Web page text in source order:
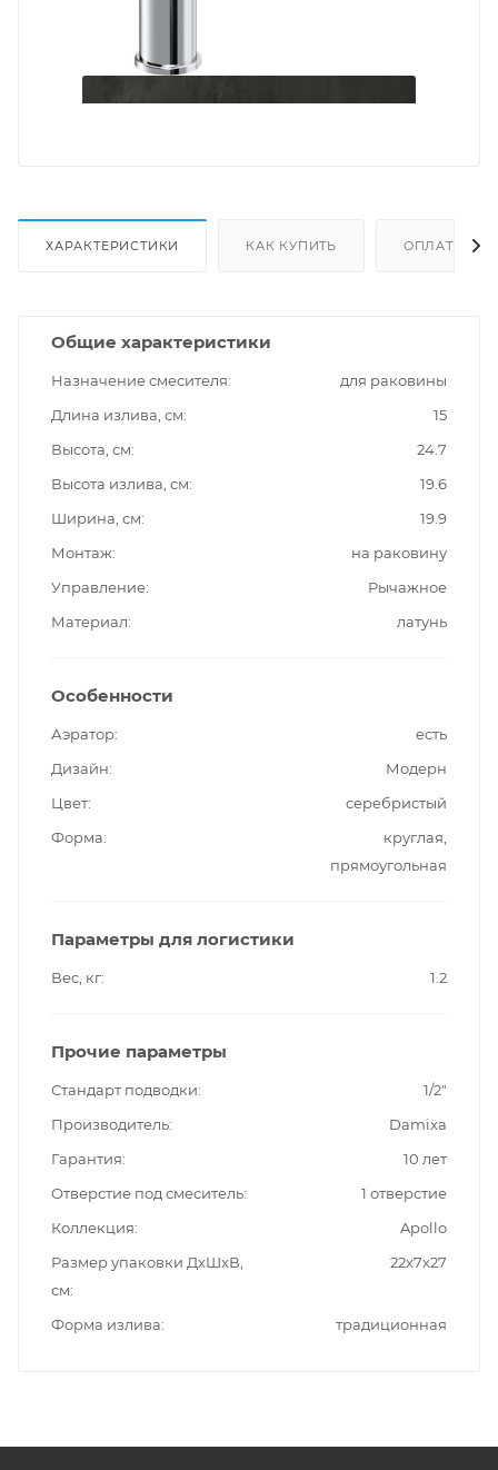
ХАРАКТЕРИСТИКИ КАК КУПИТЬ ОПЛАТА
Общие характеристики
Назначение смесителя
для раковины
Длина излива, см
15
Высота, см
24.7
Высота излива, см
19.6
Ширина, см
19.9
Монтаж
на раковину
Управление
Рычажное
Материал
латунь
Особенности
Аэратор
есть
Дизайн
Модерн
Цвет
серебристый
Форма
круглая,
прямоугольная
Параметры для логистики
Вес, кг 1.2
Прочие параметры
Стандарт подводки
1/2"
Производитель
Damixa
Гарантия
10 лет
Отверстие под смеситель
1 отверстие
Коллекция
Apollo
Размер упаковки ДxШxВ,
см
22x7x27
Форма излива традиционная